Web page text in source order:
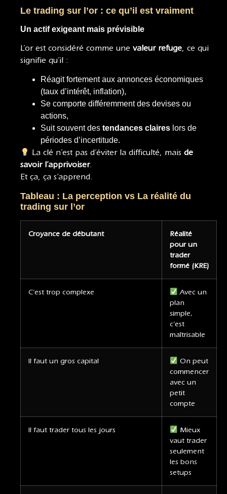
Le trading sur l’or : ce qu’il est vraiment
Un actif exigeant mais prévisible
L’or est considéré comme une valeur refuge, ce qui
signifie qu’il :
Réagit fortement aux annonces économiques
(taux d’intérêt, inflation),
Se comporte différemment des devises ou
actions,
Suit souvent des tendances claires lors de
périodes d’incertitude.
La clé n’est pas d’éviter la difficulté, maisde
savoir l’apprivoiser.
Et ça, ça s’apprend.
Tableau : La perception vs La réalité du
trading sur l’or
Croyance de débutant
Réalité
pour un
trader
formé (KRE)
C’est trop complexe
Avec un
plan
simple,
c’est
maîtrisable
Il faut un gros capital
On peut
commencer
avec un
petit
compte
Il faut trader tous les jours
Mieux
vaut trader
seulement
les bons
setups